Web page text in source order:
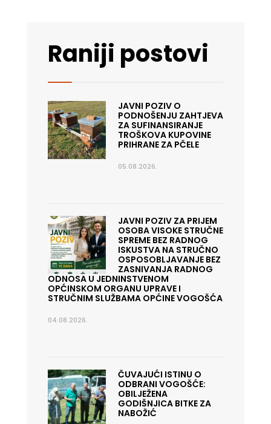
Raniji postovi
JAVNI POZIV O
PODNOŠENJU ZAHTJEVA
ZA SUFINANSIRANJE
TROŠKOVA KUPOVINE
PRIHRANE ZA PČELE
05.08.2026.
JAVNI POZIV ZA PRIJEM
OSOBA VISOKE STRUČNE
SPREME BEZ RADNOG
ISKUSTVA NA STRUČNO
OSPOSOBLJAVANJE BEZ
ZASNIVANJA RADNOG
ODNOSA U JEDNINSTVENOM
OPĆINSKOM ORGANU UPRAVE I
STRUČNIM SLUŽBAMA OPĆINE VOGOŠĆA
04.08.2026.
ČUVAJUĆI ISTINU O
ODBRANI VOGOŠĆE:
OBILJEŽENA
GODIŠNJICA BITKE ZA
NABOŽIĆ